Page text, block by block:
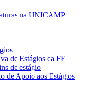
na UNICAMP
de Estágios da FE
de estágio
de Apoio aos Estágios